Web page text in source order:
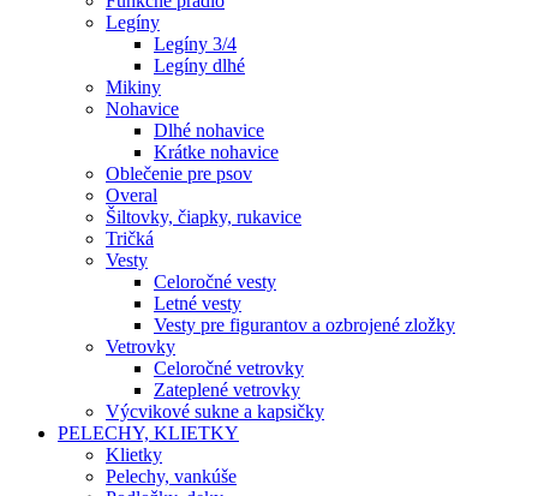
Legíny
Legíny 3/4
Legíny dlhé
Mikiny
Nohavice
Dlhé nohavice
Krátke nohavice
Oblečenie pre psov
Overal
Šiltovky, čiapky, rukavice
Tričká
Vesty
Celoročné vesty
Letné vesty
Vesty pre figurantov a ozbrojené zložky
Vetrovky
Celoročné vetrovky
Zateplené vetrovky
Výcvikové sukne a kapsičky
PELECHY, KLIETKY
Klietky
Pelechy, vankúše